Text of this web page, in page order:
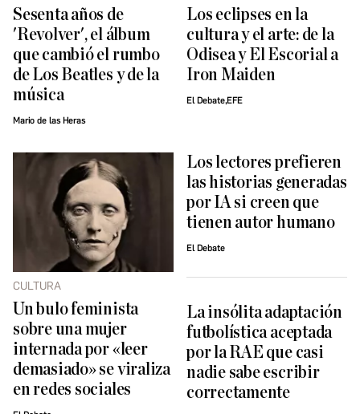
Sesenta años de
'Revolver', el álbum
que cambió el rumbo
de Los Beatles y de la
música
Mario de las Heras
Los eclipses en la
cultura y el arte: de la
Odisea y El Escorial a
Iron Maiden
El Debate,EFE
CULTURA
Un bulo feminista
sobre una mujer
internada por «leer
demasiado» se viraliza
en redes sociales
Los lectores prefieren
las historias generadas
por IA si creen que
tienen autor humano
El Debate
La insólita adaptación
futbolística aceptada
por la RAE que casi
nadie sabe escribir
correctamente